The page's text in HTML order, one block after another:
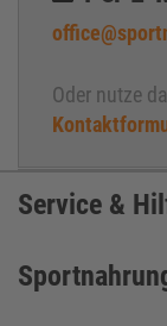
Oder nutze
Service &